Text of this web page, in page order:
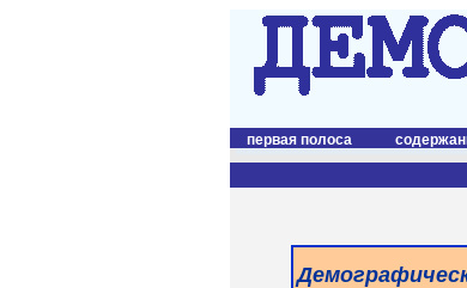
первая полоса